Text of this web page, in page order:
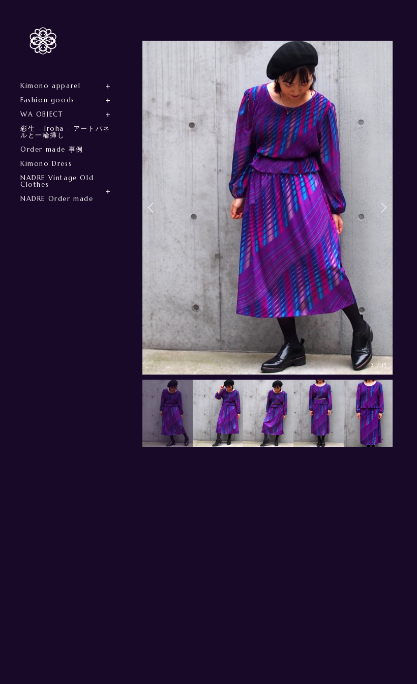
Kimono apparel
Fashion goods
WA OBJECT
彩生 - Iroha - アートパネ
ルと一輪挿し
Order made 事例
Kimono Dress
NADRE Vintage Old
Clothes
NADRE Order made
3/15